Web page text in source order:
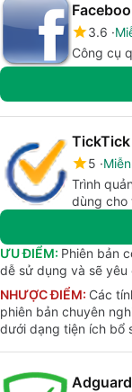
3.6
Công cụ
5
Trình
dùng cho
ƯU ĐIỂM: Phiên bản
dễ sử dụng và sẽ yêu
NHƯỢC ĐIỂM: Các
phiên bản chuyên
dưới dạng tiện ích bổ
Adguard